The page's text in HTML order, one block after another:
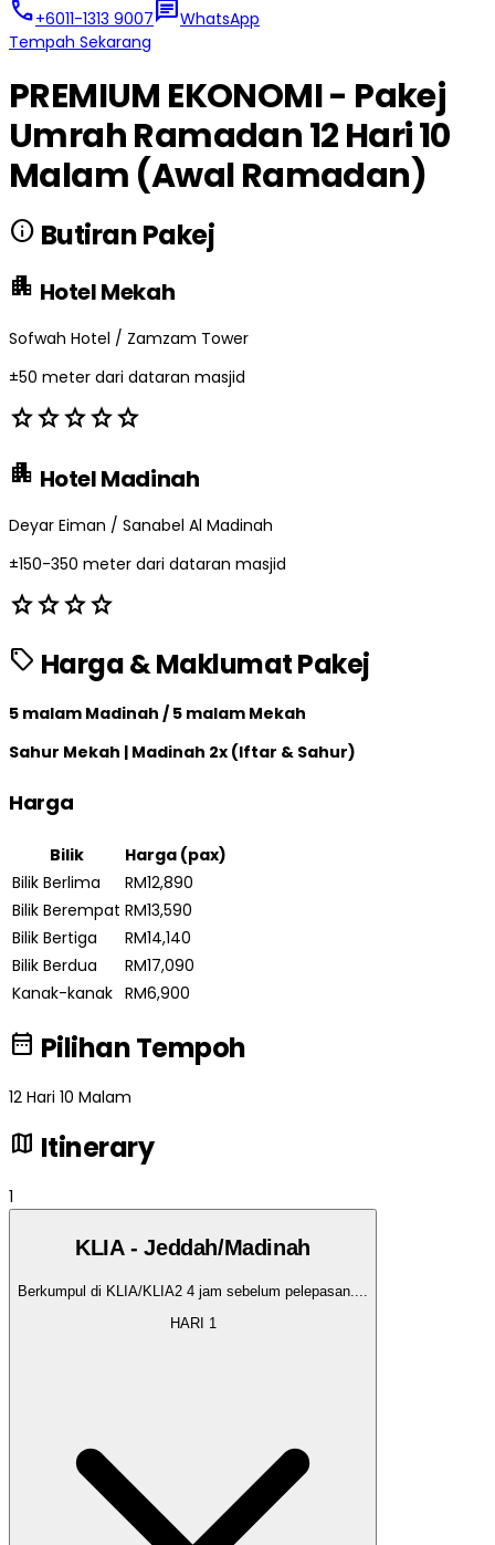
call+6011-1313 9007chatWhatsApp
Tempah Sekarang
PREMIUM EKONOMI - Pakej
Umrah Ramadan 12 Hari 10
Malam (Awal Ramadan)
info Butiran Pakej
apartment Hotel Mekah
Sofwah Hotel / Zamzam Tower
±50 meter dari dataran masjid
starstarstarstarstar
apartment Hotel Madinah
Deyar Eiman / Sanabel Al Madinah
±150-350 meter dari dataran masjid
starstarstarstar
sell Harga & Maklumat Pakej
5 malam Madinah / 5 malam Mekah
Sahur Mekah | Madinah 2x (Iftar & Sahur)
Harga
Bilik
Harga (pax)
Bilik Berlima
RM12,890
Bilik Berempat RM13,590
Bilik Bertiga
RM14,140
Bilik Berdua
RM17,090
Kanak-kanak RM6,900
date_range Pilihan Tempoh
12 Hari 10 Malam
map Itinerary
1
KLIA - Jeddah/Madinah
Berkumpul di KLIA/KLIA2 4 jam sebelum pelepasan....
HARI 1